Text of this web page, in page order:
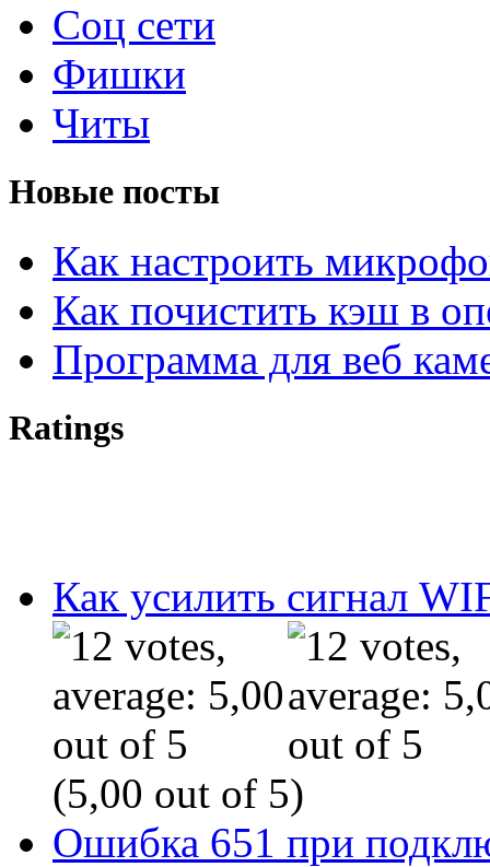
Соц сети
Фишки
Читы
Новые посты
Как настроить
Как почистить кэш в
Программа для веб
Ratings
Как усилить сигнал
(5,00 out of 5)
Ошибка 651 при